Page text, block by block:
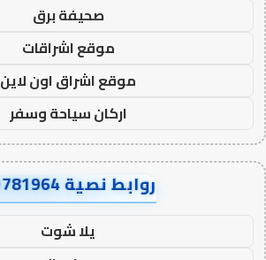
صحيفة برق
موقع اشراقات
موقع اشراق اون لاين
اركان سياحة وسفر
روابط نصية FD781964
يلا شوت